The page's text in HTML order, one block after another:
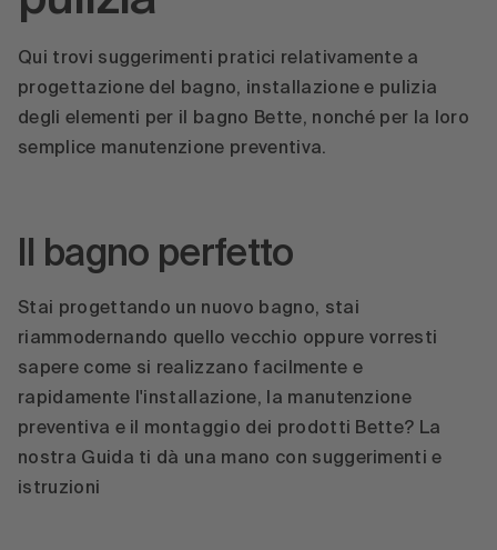
Qui trovi suggerimenti pratici relativamente a
progettazione del bagno, installazione e pulizia
degli elementi per il bagno Bette, nonché per la loro
semplice manutenzione preventiva.
Il bagno perfetto
Stai progettando un nuovo bagno, stai
riammodernando quello vecchio oppure vorresti
sapere come si realizzano facilmente e
rapidamente l'installazione, la manutenzione
preventiva e il montaggio dei prodotti Bette? La
nostra Guida ti dà una mano con suggerimenti e
istruzioni